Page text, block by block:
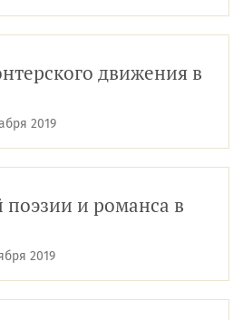
движения в
2019
поэзии и романса в
2019